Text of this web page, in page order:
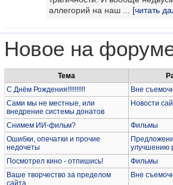
аллегорий на наш ... [читать
Новое на
Тема
С Днём Рождения!!!!!!!!!!
Вне
Сами мы не местные, или
внедрение системы донатов
Новости
Снимем ИИ-фильм? Фильмы
Ошибки, опечатки и прочие
недочеты
улучшению
Посмотрел кино - отпишись! Фильмы
Ваше творчество за пределом
Вне